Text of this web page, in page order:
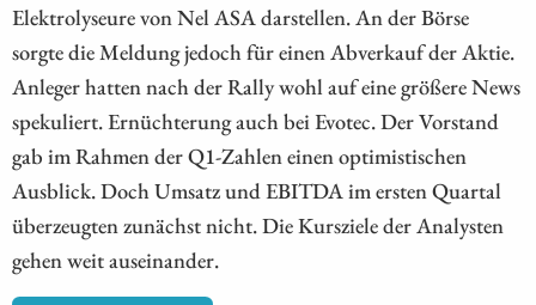
Elektrolyseure von Nel ASA darstellen. An der Börse
sorgte die Meldung jedoch für einen Abverkauf der Aktie.
Anleger hatten nach der Rally wohl auf eine größere News
spekuliert. Ernüchterung auch bei Evotec. Der Vorstand
gab im Rahmen der Q1-Zahlen einen optimistischen
Ausblick. Doch Umsatz und EBITDA im ersten Quartal
überzeugten zunächst nicht. Die Kursziele der Analysten
gehen weit auseinander.